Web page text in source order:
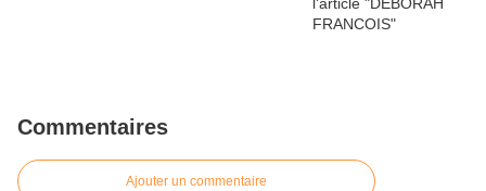
Commentaires
Ajouter un commentaire